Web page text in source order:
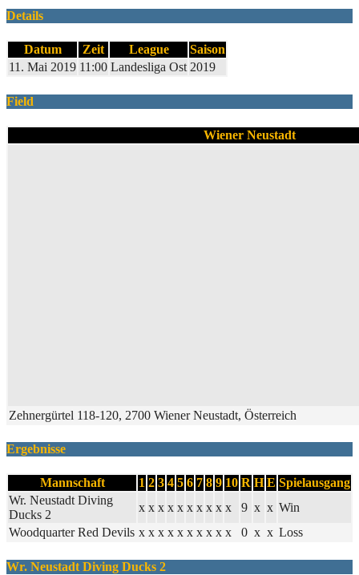
Details
Datum Zeit League
Saison
11. Mai 2019 11:00 Landesliga Ost 2019
Field
Wiener Neustadt
Zehnergürtel 118-120, 2700 Wiener Neustadt, Österreich
Ergebnisse
Mannschaft 1 2 3 4 5 6 7 8 9 10 R H E Spielausgang
Wr. Neustadt Diving
Ducks 2
x x x x x x x x x x 9 x x Win
Woodquarter Red Devils x x x x x x x x x x 0 x x Loss
Wr. Neustadt Diving Ducks 2